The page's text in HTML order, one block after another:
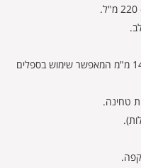
פיית יציאת הקפה בעלת גובה מתכוונן עד 140 מ"מ המאפשר שימוש בספלים